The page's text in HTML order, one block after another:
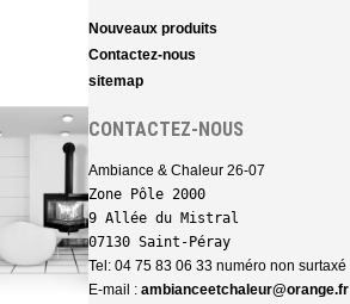
Nouveaux produits
Contactez-nous
sitemap
CONTACTEZ-NOUS
Ambiance & Chaleur 26-07
Zone Pôle 2000
9 Allée du Mistral
07130 Saint-Péray
Tel: 04 75 83 06 33 numéro non surtaxé
E-mail : ambianceetchaleur@orange.fr